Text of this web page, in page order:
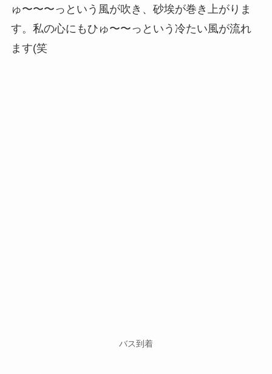
ゅ〜〜〜っという風が吹き、砂埃が巻き上がりま
す。私の心にもひゅ〜〜っという冷たい風が流れ
ます(笑
バス到着